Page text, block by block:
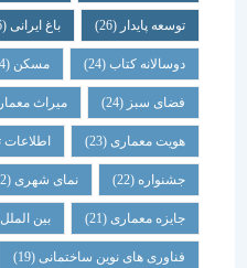
توسعه پایدار(26) باغ ایرانی(26)
دوسالانه کتاب(24) مسکن (24)
فضای سبز(24) میراث معماری (23)
هویت معماری (23) اطلاعات تاریخی(23)
جشنواره(22) نمای شهری(22)
جایزه معماری (21) بین الملل(21)
فناوری های نوین ساختمانی(19)